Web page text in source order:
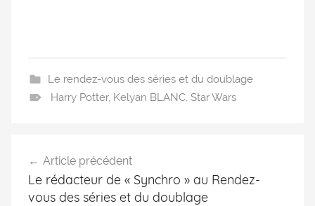
Le rendez-vous des séries et du doublage
Harry Potter, Kelyan BLANC, Star Wars
Article précédent
Le rédacteur de « Synchro » au Rendez-
vous des séries et du doublage